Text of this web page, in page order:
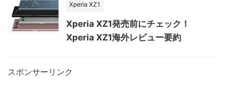
Xperia XZ1
Xperia XZ1発売前にチェック！
Xperia XZ1海外レビュー要約
スポンサーリンク